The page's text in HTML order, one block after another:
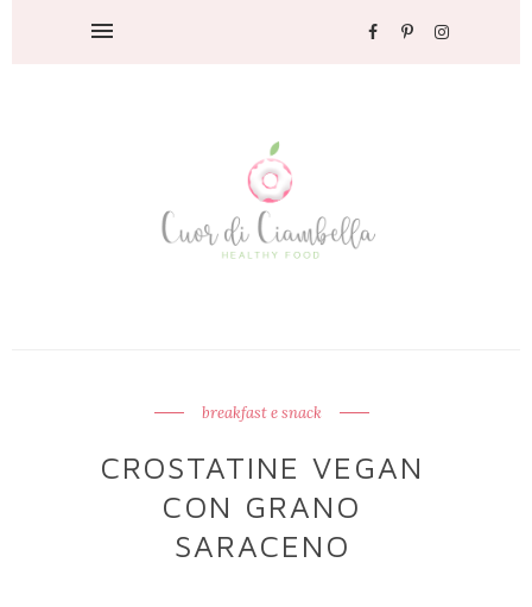
breakfast e snack
CROSTATINE VEGAN
CON GRANO
SARACENO